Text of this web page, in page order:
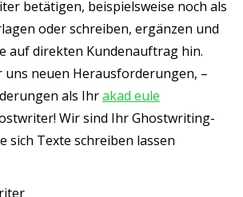
betätigen, beispielsweise noch als
oder schreiben, ergänzen und
auf direkten Kundenauftrag hin.
uns neuen Herausforderungen, –
als Ihrakad eule
Wir sind Ihr Ghostwriting-
sich Texte schreiben lassen